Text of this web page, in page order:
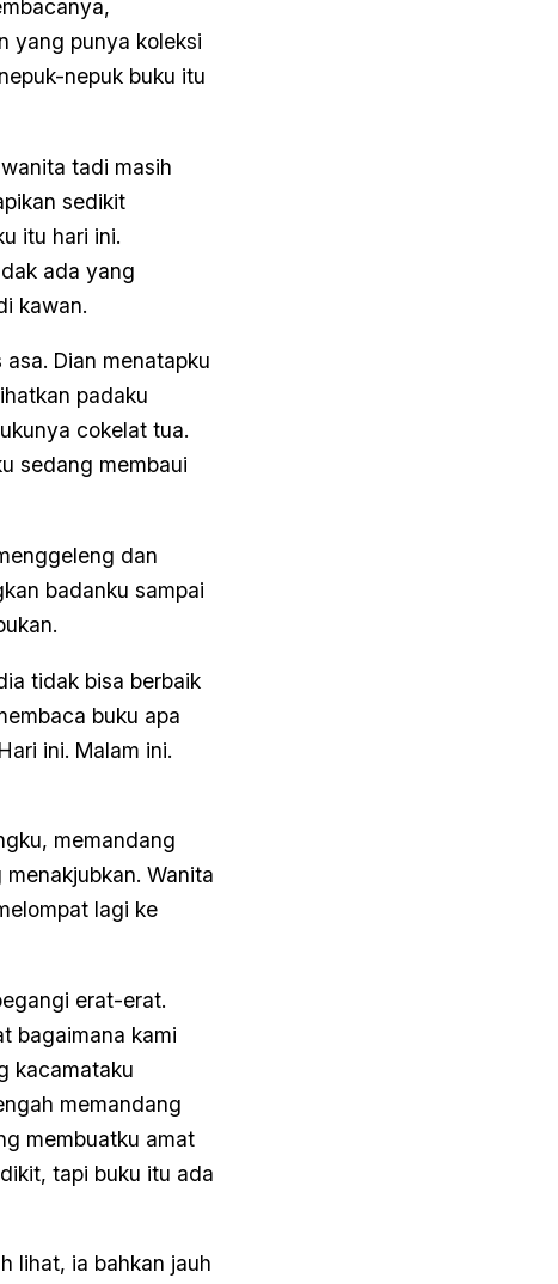
yang punya koleksi
nepuk buku itu
tadi masih
sedikit
itu hari ini.
ada yang
kawan.
Dian menatapku
padaku
cokelat tua.
sedang membaui
dan
badanku sampai
tidak bisa berbaik
buku apa
ini. Malam ini.
memandang
Wanita
lagi ke
erat-erat.
bagaimana kami
kacamataku
memandang
membuatku amat
tapi buku itu ada
lihat, ia bahkan jauh